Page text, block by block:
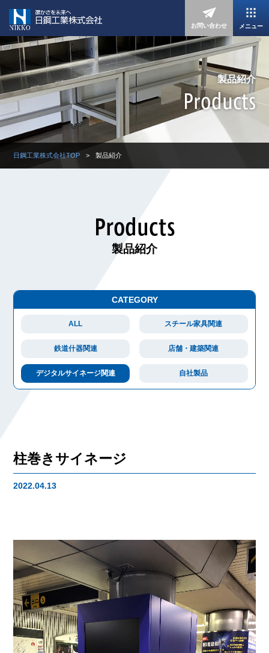
お問い合わせ メニュー
製品紹介
Products
日鋼工業株式会社TOP 製品紹介
Products
製品紹介
CATEGORY
ALL スチール家具関連
鉄道什器関連 店舗・建築関連
デジタルサイネージ関連 自社製品
柱巻きサイネージ
2022.04.13